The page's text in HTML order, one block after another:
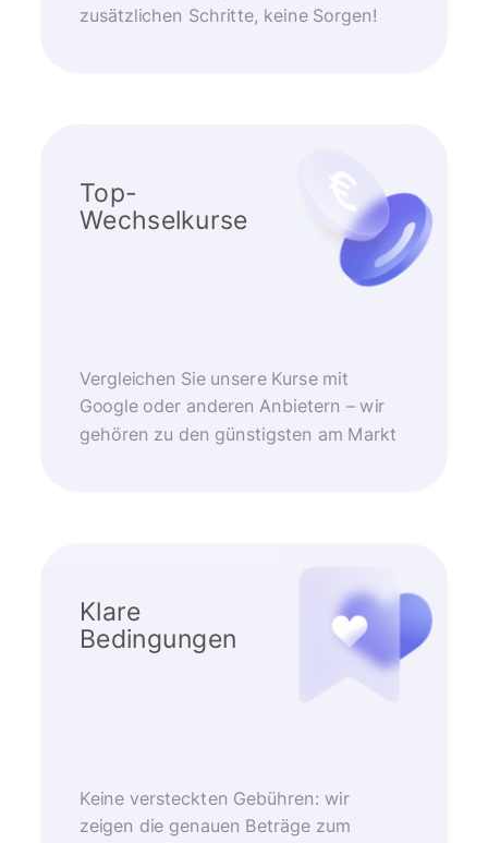
zusätzlichen Schritte, keine Sorgen!
Top-
Wechselkurse
Vergleichen Sie unsere Kurse mit
Google oder anderen Anbietern – wir
gehören zu den günstigsten am Markt
Klare
Bedingungen
Keine versteckten Gebühren: wir
zeigen die genauen Beträge zum